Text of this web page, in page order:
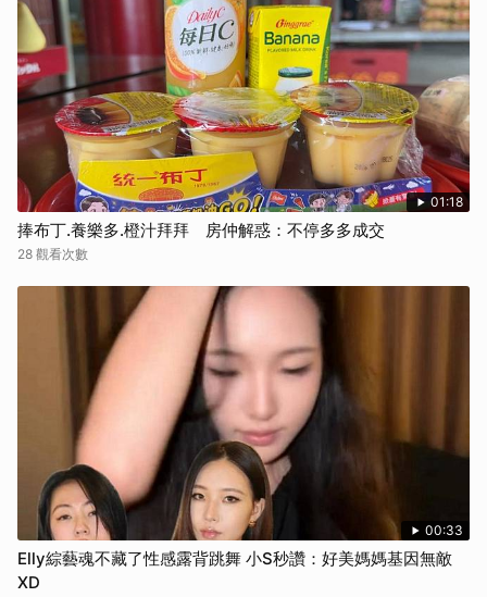
01:18
捧布丁.養樂多.橙汁拜拜 房仲解惑：不停多多成交
28 觀看次數
00:33
Elly綜藝魂不藏了性感露背跳舞 小S秒讚：好美媽媽基因無敵
XD